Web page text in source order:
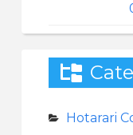
Hotarari